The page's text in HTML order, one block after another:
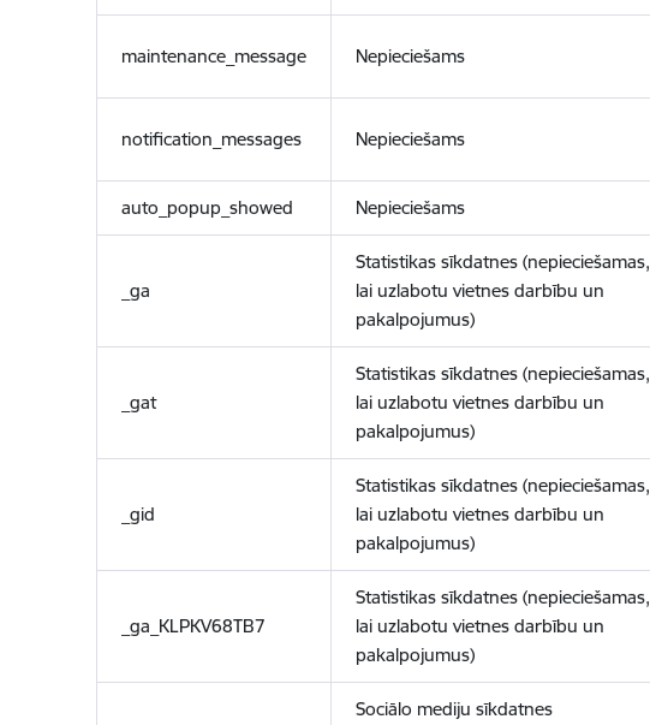
maintenance_message Nepieciešams
notification_messages Nepieciešams
auto_popup_showed Nepieciešams
_ga
Statistikas sīkdatnes (nepieciešamas,
lai uzlabotu vietnes darbību un
pakalpojumus)
_gat
Statistikas sīkdatnes (nepieciešamas,
lai uzlabotu vietnes darbību un
pakalpojumus)
_gid
Statistikas sīkdatnes (nepieciešamas,
lai uzlabotu vietnes darbību un
pakalpojumus)
_ga_KLPKV68TB7
Statistikas sīkdatnes (nepieciešamas,
lai uzlabotu vietnes darbību un
pakalpojumus)
Sociālo mediju sīkdatnes